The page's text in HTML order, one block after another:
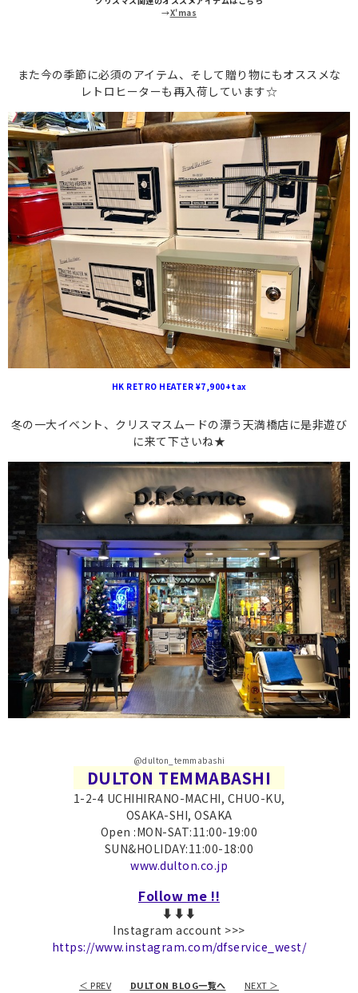
→X'mas
また今の季節に必須のアイテム、そして贈り物にもオススメな
レトロヒーターも再入荷しています☆
HK RETRO HEATER ¥7,900+tax
冬の一大イベント、クリスマスムードの漂う天満橋店に是非遊び
に来て下さいね★
@dulton_temmabashi
DULTON TEMMABASHI
1-2-4 UCHIHIRANO-MACHI, CHUO-KU,
OSAKA-SHI, OSAKA
Open :MON-SAT:11:00-19:00
SUN&HOLIDAY:11:00-18:00
www.dulton.co.jp
Follow me !!
⬇︎⬇︎⬇︎
Instagram account >>>
https://www.instagram.com/dfservice_west/
＜ PREV DULTON BLOG一覧へ NEXT ＞